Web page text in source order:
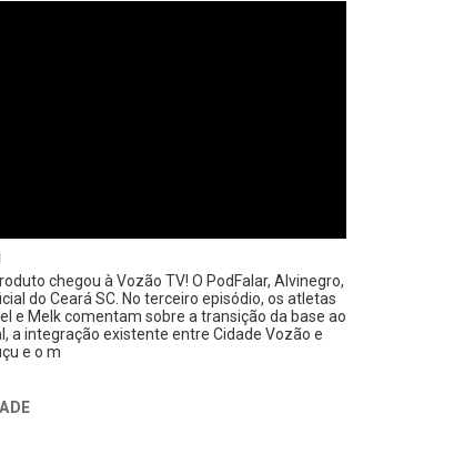
chegou à Vozão TV! O PodFalar, Alvinegro,
do Ceará SC. No terceiro episódio, os atletas
e Melk comentam sobre a transição da base ao
a integração existente entre Cidade Vozão e
e o m